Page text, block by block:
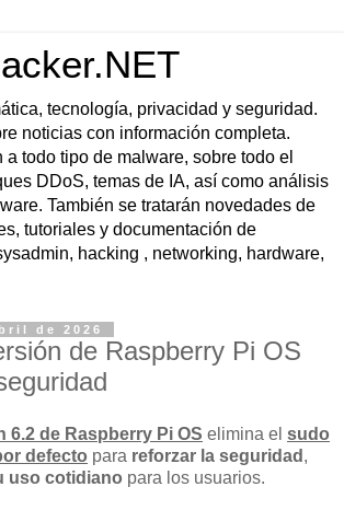
tecnología, privacidad y seguridad.
noticias con información completa.
todo tipo de malware, sobre todo el
DDoS, temas de IA, así como análisis
También se tratarán novedades de
tutoriales y documentación de
hacking , networking, hardware,
de 2026
de Raspberry Pi OS
6.2 de Raspberry Pi OS elimina el sudo
defecto para reforzar la seguridad ,
uso cotidiano para los usuarios.